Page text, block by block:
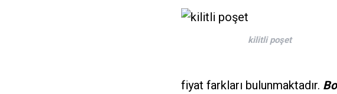
kilitli poşet
fiyat farkları bulunmaktadır.